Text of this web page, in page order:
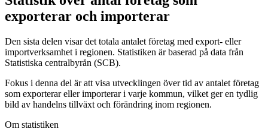
exporterar och importerar
Den sista delen visar det totala antalet företag med export- eller
importverksamhet i regionen. Statistiken är baserad på data från
Statistiska centralbyrån (SCB).
Fokus i denna del är att visa utvecklingen över tid av antalet företag
som exporterar eller importerar i varje kommun, vilket ger en tydlig
bild av handelns tillväxt och förändring inom regionen.
Om statistiken